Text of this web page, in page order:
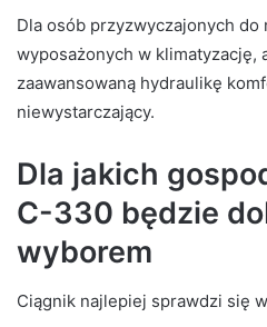
Dla osób przyzwyczajonych
wyposażonych w klimatyzację,
zaawansowaną hydraulikę
niewystarczający.
Dla jakich
C-330 będzie
wyborem
Ciągnik najlepiej sprawdzi się